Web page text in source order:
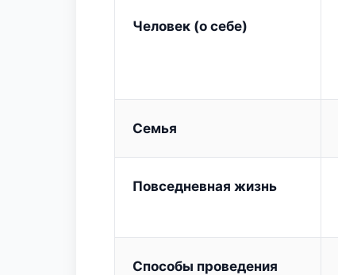
Человек (о себе)
Семья
Повседневная жизнь
Способы проведения